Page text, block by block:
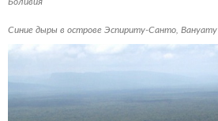
Синие дыры в острове Эспириту-Санто, Вануату